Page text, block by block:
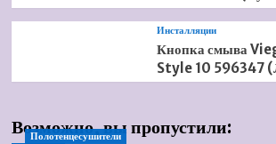
Инсталляции
Кнопка смыва
Style 10 596347
Возможно, вы пропустили:
Полотенцесушители